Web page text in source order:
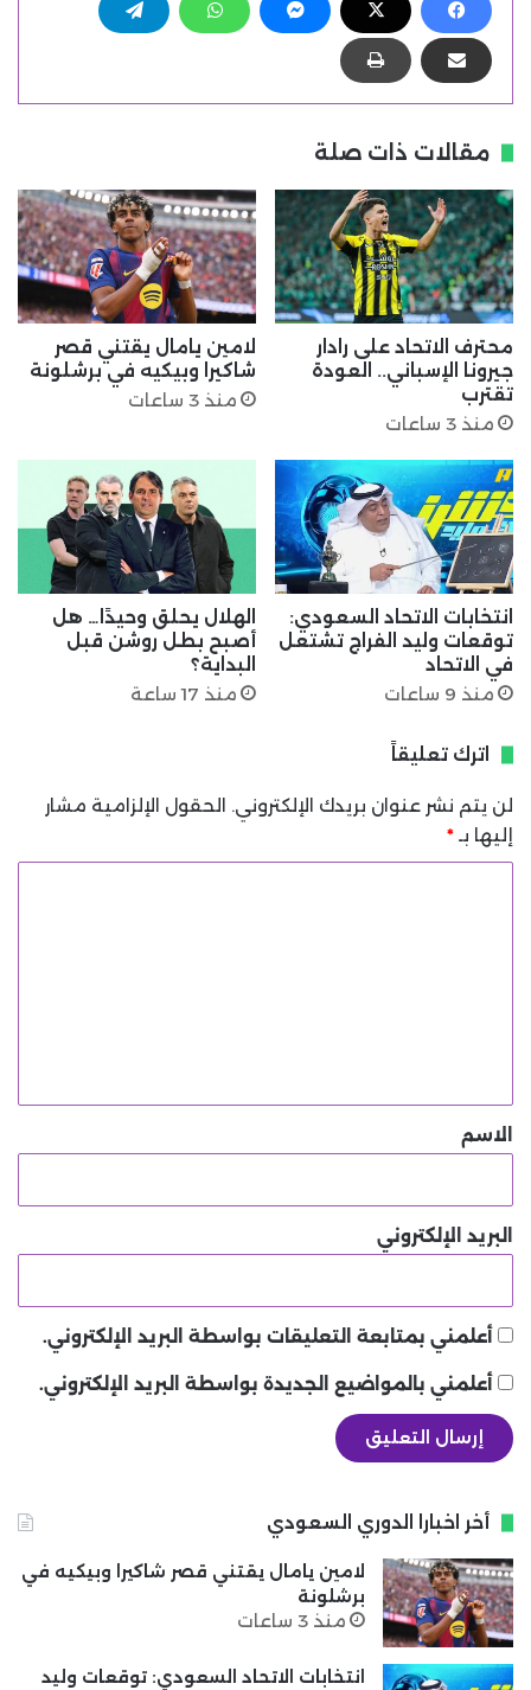
مقالات ذات صلة
محترف الاتحاد على رادار
جيرونا الإسباني.. العودة
تقترب
منذ 3 ساعات
لامين يامال يقتني قصر
شاكيرا وبيكيه في برشلونة
منذ 3 ساعات
انتخابات الاتحاد السعودي:
توقعات وليد الفراج تشتعل
في الاتحاد
منذ 9 ساعات
الهلال يحلق وحيدًا… هل
أصبح بطل روشن قبل
البداية؟
منذ 17 ساعة
اترك تعليقاً
لن يتم نشر عنوان بريدك الإلكتروني. الحقول الإلزامية مشار
إليها بـ *
*الاسم
البريد الإلكتروني
أعلمني بمتابعة التعليقات بواسطة البريد الإلكتروني.
أعلمني بالمواضيع الجديدة بواسطة البريد الإلكتروني.
أخر اخبارا الدوري السعودي
لامين يامال يقتني قصر شاكيرا وبيكيه في
برشلونة
منذ 3 ساعات
انتخابات الاتحاد السعودي: توقعات وليد